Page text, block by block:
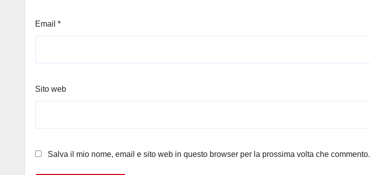
Email *
Sito web
Salva il mio nome, email e sito web in questo browser per la prossima volta che commento.